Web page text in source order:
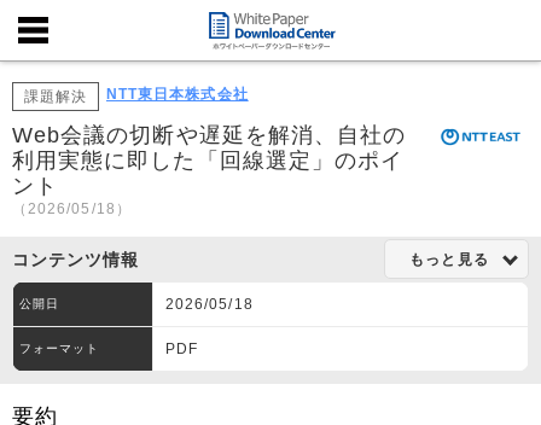
課題解決 NTT東日本株式会社
Web会議の切断や遅延を解消、自社の
利用実態に即した「回線選定」のポイ
ント
（2026/05/18）
コンテンツ情報 もっと見る
公開日 2026/05/18
フォーマット PDF
要約